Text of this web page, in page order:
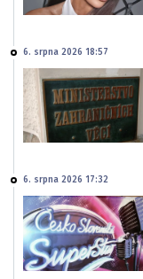
6. srpna 2026 18:57
6. srpna 2026 17:32